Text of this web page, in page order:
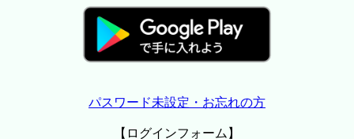
パスワード未設定・お忘れの方
【ログインフォーム】